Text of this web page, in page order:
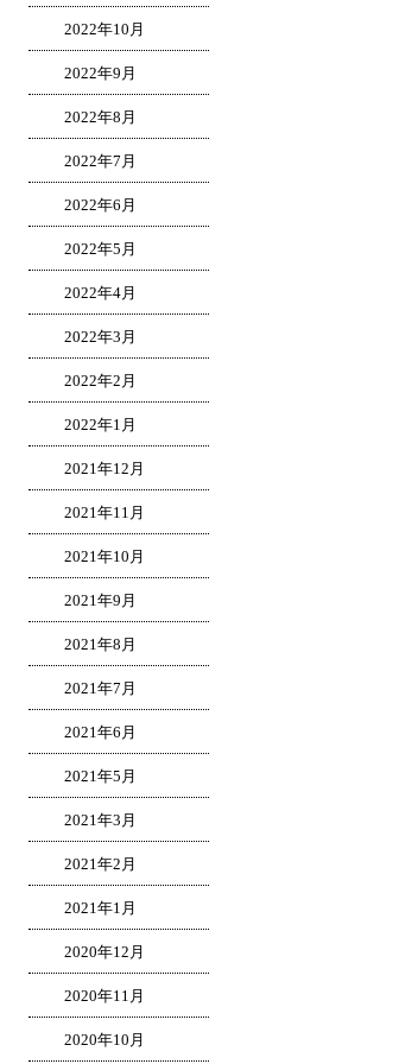
2022年10月
2022年9月
2022年8月
2022年7月
2022年6月
2022年5月
2022年4月
2022年3月
2022年2月
2022年1月
2021年12月
2021年11月
2021年10月
2021年9月
2021年8月
2021年7月
2021年6月
2021年5月
2021年3月
2021年2月
2021年1月
2020年12月
2020年11月
2020年10月